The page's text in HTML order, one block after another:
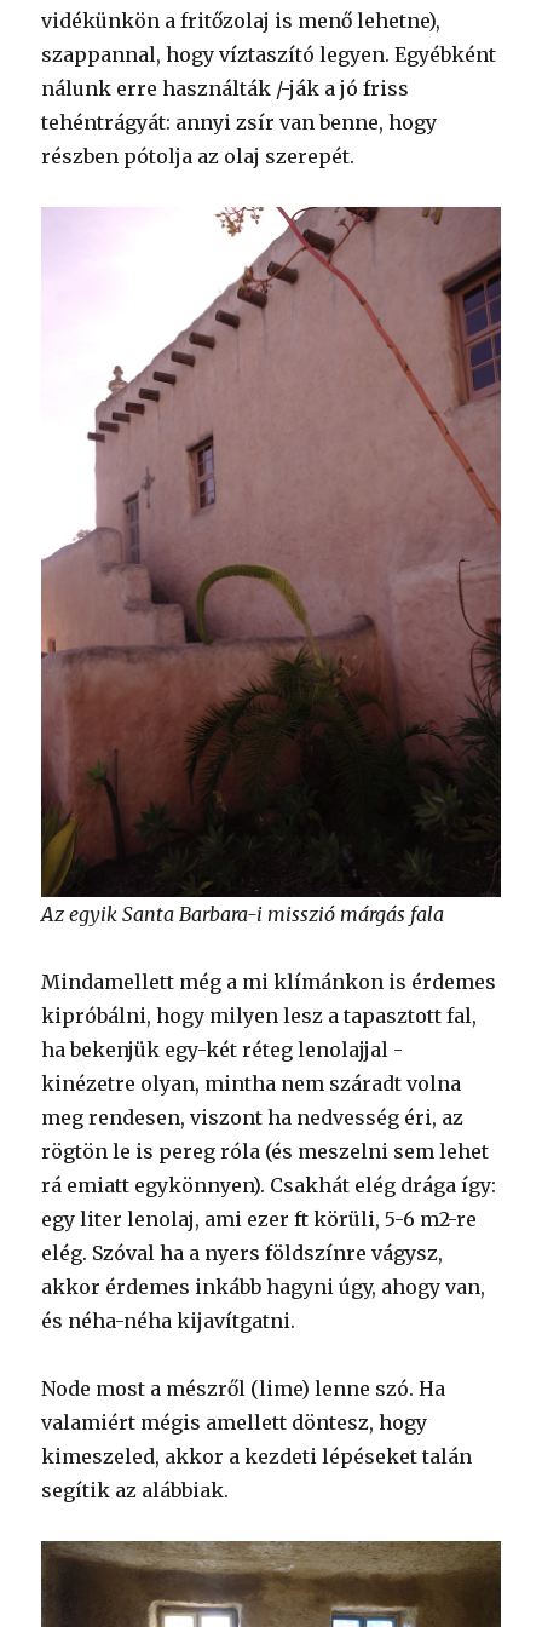
vidékünkön a fritőzolaj is menő lehetne),
szappannal, hogy víztaszító legyen. Egyébként
nálunk erre használták /-ják a jó friss
tehéntrágyát: annyi zsír van benne, hogy
részben pótolja az olaj szerepét.
Az egyik Santa Barbara-i misszió márgás fala
Mindamellett még a mi klímánkon is érdemes
kipróbálni, hogy milyen lesz a tapasztott fal,
ha bekenjük egy-két réteg lenolajjal -
kinézetre olyan, mintha nem száradt volna
meg rendesen, viszont ha nedvesség éri, az
rögtön le is pereg róla (és meszelni sem lehet
rá emiatt egykönnyen). Csakhát elég drága így:
egy liter lenolaj, ami ezer ft körüli, 5-6 m2-re
elég. Szóval ha a nyers földszínre vágysz,
akkor érdemes inkább hagyni úgy, ahogy van,
és néha-néha kijavítgatni.
Node most a mészről (lime) lenne szó. Ha
valamiért mégis amellett döntesz, hogy
kimeszeled, akkor a kezdeti lépéseket talán
segítik az alábbiak.